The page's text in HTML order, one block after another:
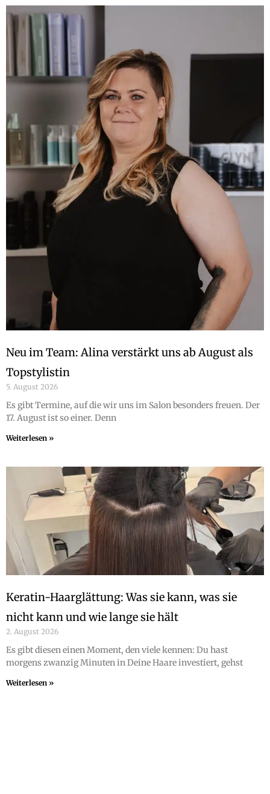
Neu im Team: Alina verstärkt uns ab August als
Topstylistin
5. August 2026
Es gibt Termine, auf die wir uns im Salon besonders freuen. Der
17. August ist so einer. Denn
Weiterlesen »
Keratin-Haarglättung: Was sie kann, was sie
nicht kann und wie lange sie hält
2. August 2026
Es gibt diesen einen Moment, den viele kennen: Du hast
morgens zwanzig Minuten in Deine Haare investiert, gehst
Weiterlesen »